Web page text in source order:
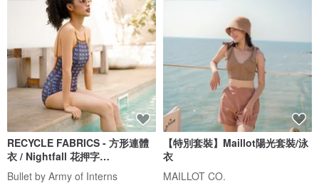
RECYCLE FABRICS - 方形連體
衣 / Nightfall 花押字
BLT064NIGH
Bullet by Army of Interns
【特別套裝】Maillot陽光套裝/泳
衣
MAILLOT CO.